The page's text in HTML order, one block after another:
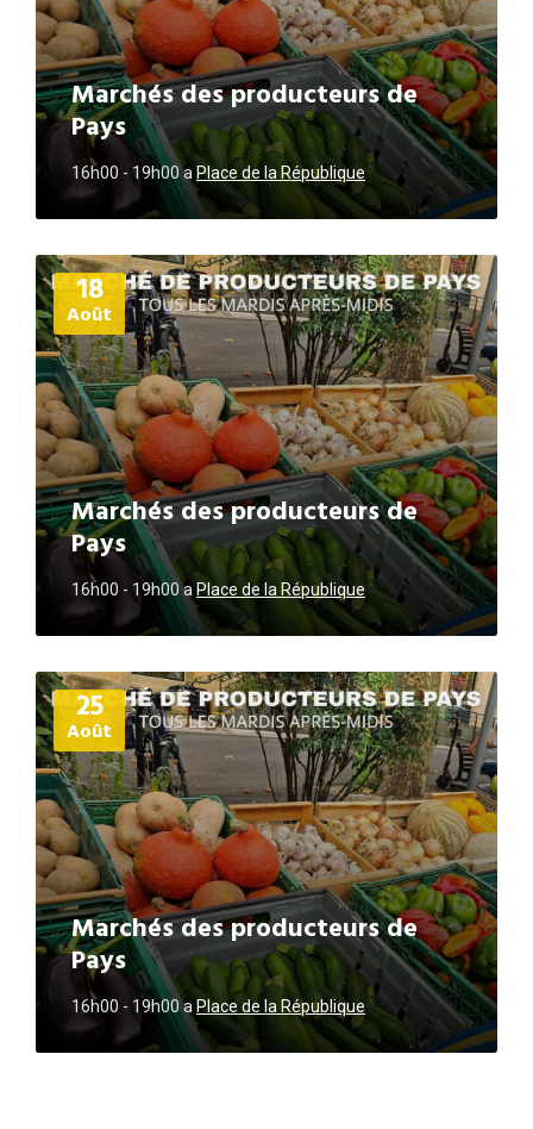
Marchés des producteurs de
Pays
16h00 - 19h00a Place de la République
18
Août
Marchés des producteurs de
Pays
16h00 - 19h00a Place de la République
Plus
d'informations
25
Août
Marchés des producteurs de
Pays
16h00 - 19h00a Place de la République
Plus
d'informations